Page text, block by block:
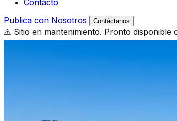
Contacto
Publica con Nosotros
Contáctanos
⚠️ Sitio en mantenimiento. Pronto disponible